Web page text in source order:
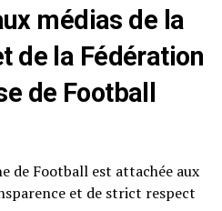
médias de la
de la Fédération
de Football
de Football est attachée aux
et de strict respect